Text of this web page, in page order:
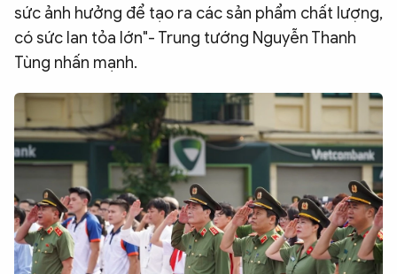
sức ảnh hưởng để tạo ra các sản phẩm chất lượng,
có sức lan tỏa lớn"- Trung tướng Nguyễn Thanh
Tùng nhấn mạnh.